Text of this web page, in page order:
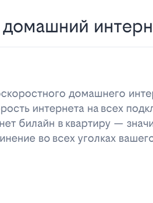
домашнего
интернета на всех
билайн в квартиру —
во всех уголках